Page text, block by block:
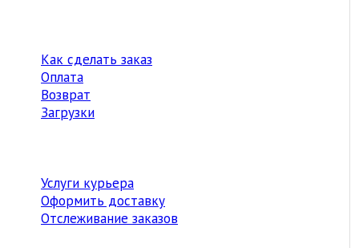
Как сделать заказ
Оплата
Возврат
Загрузки
Услуги курьера
Оформить доставку
Отслеживание заказов